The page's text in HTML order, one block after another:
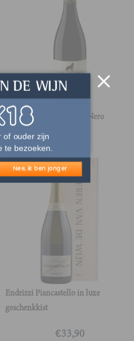
Endrizzi Golalupo Pinot Nero
Endrizzi Piancastello in luxe
geschenkkist
€33,90
of ouder zijn
te bezoeken.
Nee, ik ben jonger